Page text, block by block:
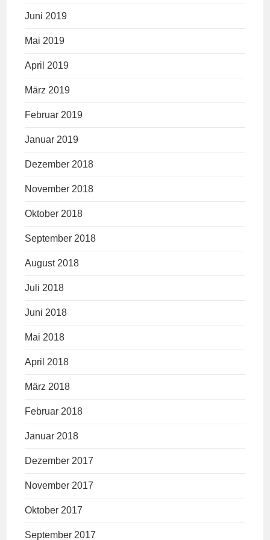
Juni 2019
Mai 2019
April 2019
März 2019
Februar 2019
Januar 2019
Dezember 2018
November 2018
Oktober 2018
September 2018
August 2018
Juli 2018
Juni 2018
Mai 2018
April 2018
März 2018
Februar 2018
Januar 2018
Dezember 2017
November 2017
Oktober 2017
September 2017